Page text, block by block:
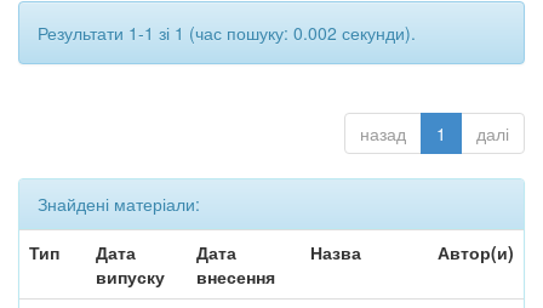
Результати 1-1 зі 1 (час пошуку: 0.002 секунди).
назад 1 далі
Знайдені матеріали:
Тип
Дата
випуску
Дата
внесення
Назва Автор(и)